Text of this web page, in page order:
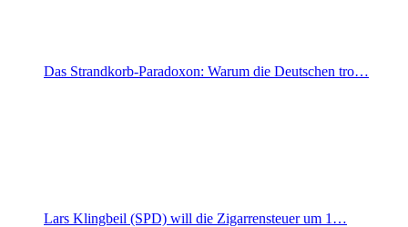
Das Strandkorb-Paradoxon: Warum die Deutschen tro…
Lars Klingbeil (SPD) will die Zigarrensteuer um 1…